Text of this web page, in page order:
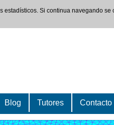
estadísticos. Si continua navegando se
Blog Tutores Contacto